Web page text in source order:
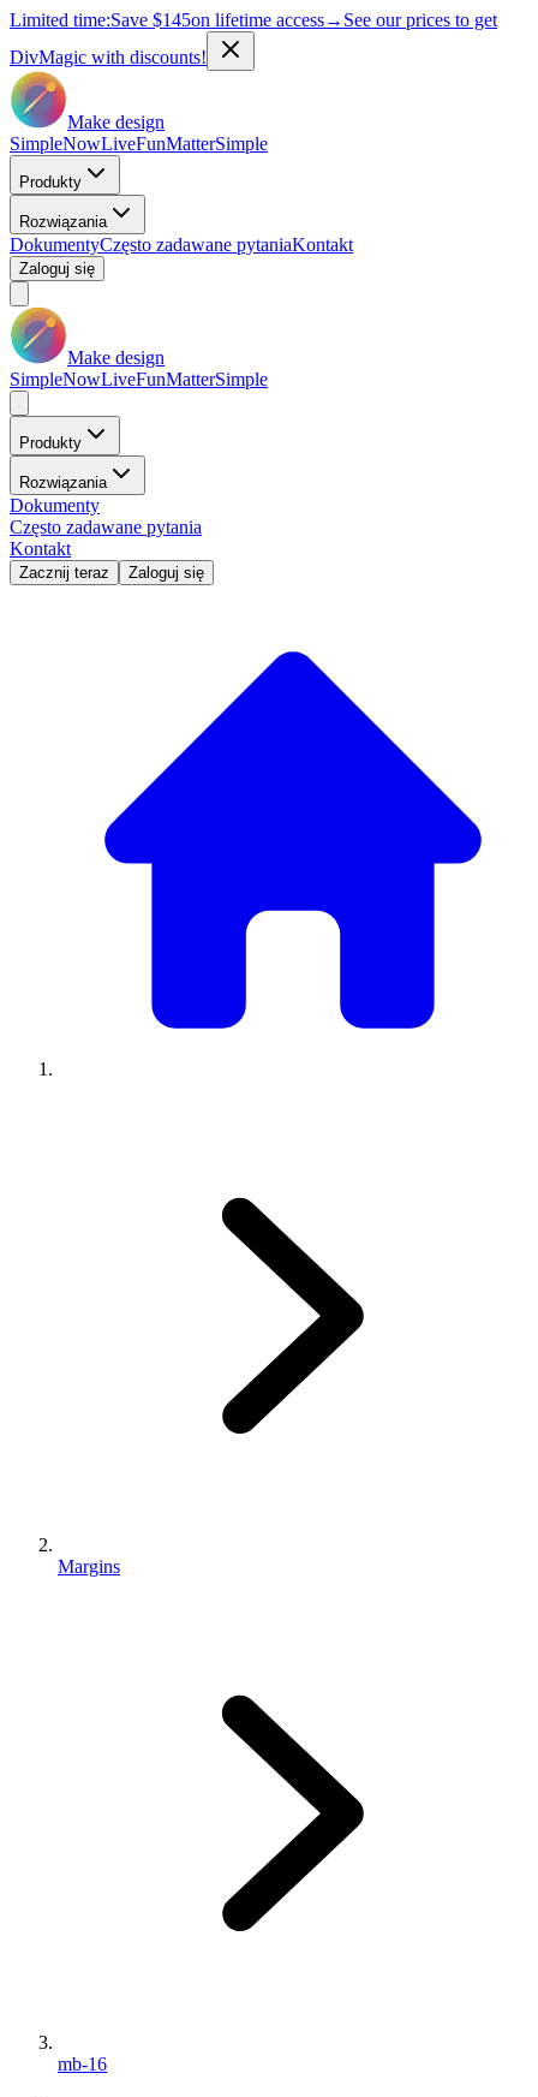
Limited time:Save $145on lifetime access→ See our prices to get
DivMagic with discounts!
Make design
SimpleNowLiveFunMatterSimple
Produkty
Rozwiązania
DokumentyCzęsto zadawane pytaniaKontakt
Zaloguj się
Make design
SimpleNowLiveFunMatterSimple
Produkty
Rozwiązania
Dokumenty
Często zadawane pytania
Kontakt
Zacznij teraz Zaloguj się
Margins
mb-16